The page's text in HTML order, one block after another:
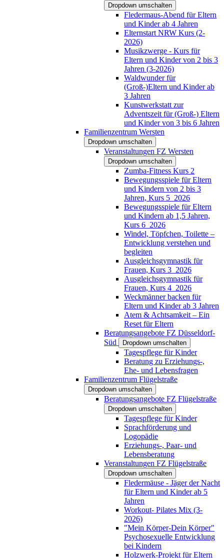
Dropdown umschalten
Fledermaus-Abend für Eltern
und Kinder ab 4 Jahren
Elternstart NRW Kurs (2-
2026)
Musikzwerge - Kurs für
Eltern und Kinder von 2 bis 3
Jahren (3-2026)
Waldwunder für
(Groß-)Eltern und Kinder ab
3 Jahren
Kunstwerkstatt zur
Adventszeit für (Groß-) Eltern
und Kinder von 3 bis 6 Jahren
Familienzentrum Wersten
Dropdown umschalten
Veranstaltungen FZ Wersten
Dropdown umschalten
Zumba-Fitness Kurs 2
Bewegungsspiele für Eltern
und Kindern von 2 bis 3
Jahren, Kurs 5_2026
Bewegungsspiele für Eltern
und Kindern ab 1,5 Jahren,
Kurs 6_2026
Windel, Töpfchen, Toilette –
Entwicklung verstehen und
begleiten
Ausgleichsgymnastik für
Frauen, Kurs 3_2026
Ausgleichsgymnastik für
Frauen, Kurs 4_2026
Weckmänner backen für
Eltern und Kinder ab 3 Jahren
Atem & Achtsamkeit – Ein
Reset für Eltern
Beratungsangebote FZ Düsseldorf-
Süd
Dropdown umschalten
Tagespflege für Kinder
Beratung zu Erziehungs-,
Ehe- und Lebensfragen
Familienzentrum Flügelstraße
Dropdown umschalten
Beratungsangebote FZ Flügelstraße
Dropdown umschalten
Tagespflege für Kinder
Sprachförderung und
Logopädie
Erziehungs-, Paar- und
Lebensberatung
Veranstaltungen FZ Flügelstraße
Dropdown umschalten
Fledermäuse - Jäger der Nacht
für Eltern und Kinder ab 5
Jahren
Workout- Pilates Mix (3-
2026)
"Mein Körper-Dein Körper"
Psychosexuelle Entwicklung
bei Kindern
Holzwerk-Projekt für Eltern